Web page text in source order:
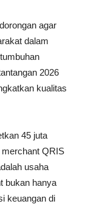
agar
dalam
2026
kualitas
45 juta
QRIS
usaha
bukan hanya
keuangan di